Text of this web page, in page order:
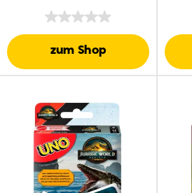
zum Shop